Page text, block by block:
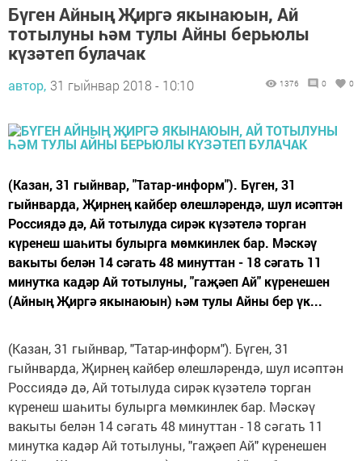
Бүген Айның Җиргә якынаюын, Ай
тотылуны һәм тулы Айны берьюлы
күзәтеп булачак
автор, 31 гыйнвар 2018 - 10:10 1376 0 0
(Казан, 31 гыйнвар, "Татар-информ"). Бүген, 31
гыйнварда, Җирнең кайбер өлешләрендә, шул исәптән
Россиядә дә, Ай тотылуда сирәк күзәтелә торган
күренеш шаһиты булырга мөмкинлек бар. Мәскәү
вакыты белән 14 сәгать 48 минуттан - 18 сәгать 11
минутка кадәр Ай тотылуны, "гаҗәеп Ай" күренешен
(Айның Җиргә якынаюын) һәм тулы Айны бер үк...
(Казан, 31 гыйнвар, "Татар-информ"). Бүген, 31
гыйнварда, Җирнең кайбер өлешләрендә, шул исәптән
Россиядә дә, Ай тотылуда сирәк күзәтелә торган
күренеш шаһиты булырга мөмкинлек бар. Мәскәү
вакыты белән 14 сәгать 48 минуттан - 18 сәгать 11
минутка кадәр Ай тотылуны, "гаҗәеп Ай" күренешен